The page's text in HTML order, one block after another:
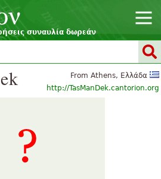
συναυλία δωρεάν
From Athens, Ελλάδα
http://TasManDek.cantorion.org